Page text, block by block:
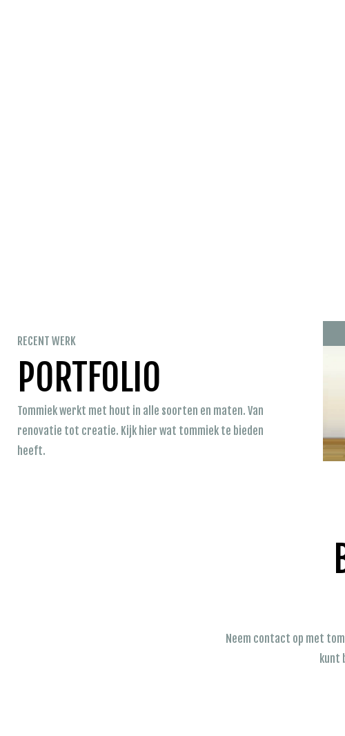
RECENT WERK
PORTFOLIO
Tommiek werkt met hout in alle soorten en maten. Van
renovatie tot creatie. Kijk hier wat tommiek te bieden
heeft.
Neem contact op met
kunt